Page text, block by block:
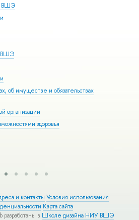
ВШЭ
ВШЭ
об имуществе и обязательствах
организации
здоровья
и контакты Условия использования
Карта сайта
в Школе дизайна НИУ ВШЭ